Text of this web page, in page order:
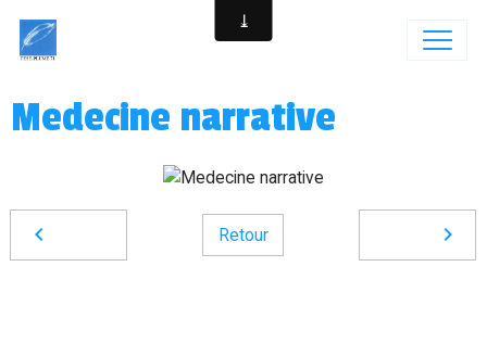
Medecine narrative
Retour